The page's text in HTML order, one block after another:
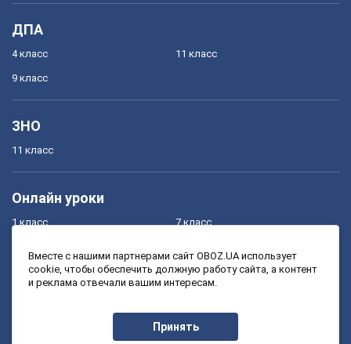
ДПА
4 класс
9 класс
11 класс
ЗНО
11 класс
Онлайн уроки
1 класс
3 класс
7 класс
9 класс
Вместе с нашими партнерами сайт OBOZ.UA использует
cookie, чтобы обеспечить должную работу сайта, а контент
и реклама отвечали вашим интересам.
Принять